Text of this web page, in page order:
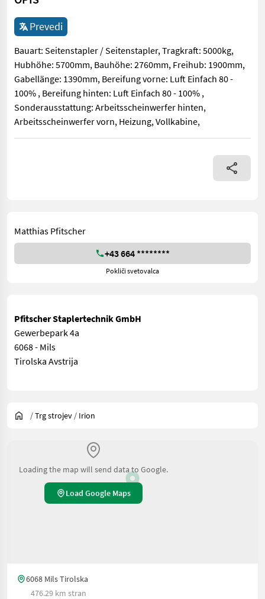
Prevedi
Bauart: Seitenstapler / Seitenstapler, Tragkraft: 5000kg,
Hubhöhe: 5700mm, Bauhöhe: 2760mm, Freihub: 1900mm,
Gabellänge: 1390mm, Bereifung vorne: Luft Einfach 80 -
100% , Bereifung hinten: Luft Einfach 80 - 100% ,
Sonderausstattung: Arbeitsscheinwerfer hinten,
Arbeitsscheinwerfer vorn, Heizung, Vollkabine,
Bauart: Seitenstapler / Seitenstapler, Tragkraft: 5000kg,
Matthias Pfitscher
+43 664 ********
Pokliči svetovalca
Pfitscher Staplertechnik GmbH
Gewerbepark 4a
6068 - Mils
Tirolska Avstrija
/Trg strojev / Irion
Loading the map will send data to Google.
Load Google Maps
6068 Mils Tirolska
476.29 km stran